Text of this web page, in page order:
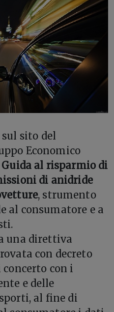
sito del
Economico
Guida al risparmio di
di anidride
, strumento
al consumatore e a
una direttiva
con decreto
con i
e delle
al fine di